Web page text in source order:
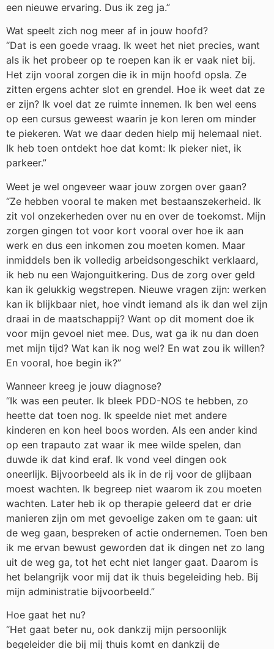
een nieuwe ervaring. Dus ik zeg ja.”
Wat speelt zich nog meer af in jouw hoofd?
“Dat is een goede vraag. Ik weet het niet precies, want
als ik het probeer op te roepen kan ik er vaak niet bij.
Het zijn vooral zorgen die ik in mijn hoofd opsla. Ze
zitten ergens achter slot en grendel. Hoe ik weet dat ze
er zijn? Ik voel dat ze ruimte innemen. Ik ben wel eens
op een cursus geweest waarin je kon leren om minder
te piekeren. Wat we daar deden hielp mij helemaal niet.
Ik heb toen ontdekt hoe dat komt: Ik pieker niet, ik
parkeer.”
Weet je wel ongeveer waar jouw zorgen over gaan?
“Ze hebben vooral te maken met bestaanszekerheid. Ik
zit vol onzekerheden over nu en over de toekomst. Mijn
zorgen gingen tot voor kort vooral over hoe ik aan
werk en dus een inkomen zou moeten komen. Maar
inmiddels ben ik volledig arbeidsongeschikt verklaard,
ik heb nu een Wajonguitkering. Dus de zorg over geld
kan ik gelukkig wegstrepen. Nieuwe vragen zijn: werken
kan ik blijkbaar niet, hoe vindt iemand als ik dan wel zijn
draai in de maatschappij? Want op dit moment doe ik
voor mijn gevoel niet mee. Dus, wat ga ik nu dan doen
met mijn tijd? Wat kan ik nog wel? En wat zou ik willen?
En vooral, hoe begin ik?”
Wanneer kreeg je jouw diagnose?
“Ik was een peuter. Ik bleek PDD-NOS te hebben, zo
heette dat toen nog. Ik speelde niet met andere
kinderen en kon heel boos worden. Als een ander kind
op een trapauto zat waar ik mee wilde spelen, dan
duwde ik dat kind eraf. Ik vond veel dingen ook
oneerlijk. Bijvoorbeeld als ik in de rij voor de glijbaan
moest wachten. Ik begreep niet waarom ik zou moeten
wachten. Later heb ik op therapie geleerd dat er drie
manieren zijn om met gevoelige zaken om te gaan: uit
de weg gaan, bespreken of actie ondernemen. Toen ben
ik me ervan bewust geworden dat ik dingen net zo lang
uit de weg ga, tot het echt niet langer gaat. Daarom is
het belangrijk voor mij dat ik thuis begeleiding heb. Bij
mijn administratie bijvoorbeeld.”
Hoe gaat het nu?
“Het gaat beter nu, ook dankzij mijn persoonlijk
begeleider die bij mij thuis komt en dankzij de